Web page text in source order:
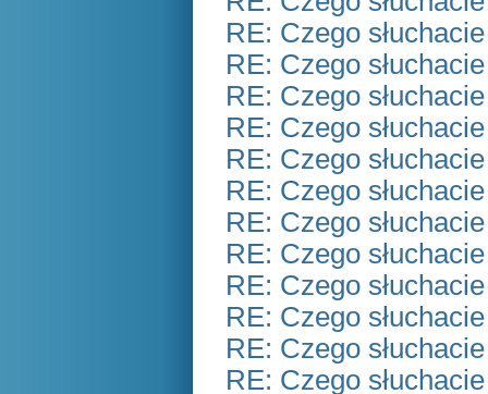
RE: Czego
RE: Czego
RE: Czego
RE: Czego
RE: Czego
RE: Czego
RE: Czego
RE: Czego
RE: Czego
RE: Czego
RE: Czego
RE: Czego